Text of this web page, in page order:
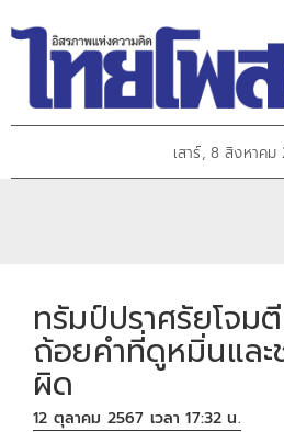
เสาร์, 8 สิงหาค
ทรัมป์ปราศรัยโจ
ถ้อยคำที่ดูหมิ่นและ
ผิด
12 ตุลาคม 2567 เวลา 17:32 น.